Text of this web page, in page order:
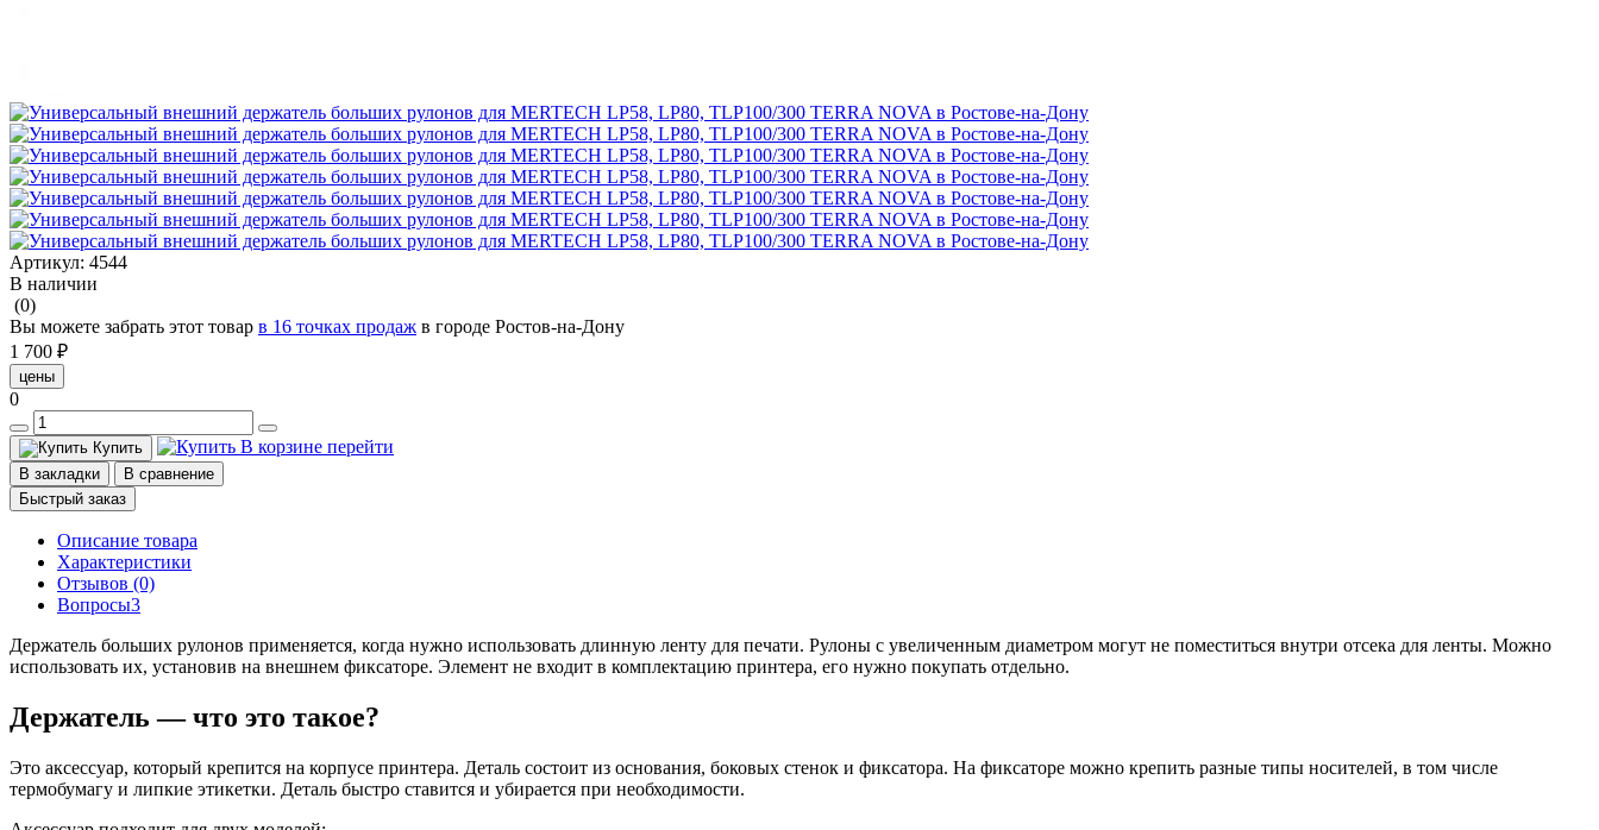
Артикул: 4544
В наличии
(0)
Вы можете забрать этот товар в 16 точках продаж в городе Ростов-на-Дону
1 700 ₽
цены
0
Купить В корзине перейти
В закладки
В сравнение
Быстрый заказ
Описание товара
Характеристики
Отзывов (0)
Вопросы3
Держатель больших рулонов применяется, когда нужно использовать длинную ленту для печати. Рулоны с увеличенным диаметром могут не поместиться внутри отсека для ленты. Можно
использовать их, установив на внешнем фиксаторе. Элемент не входит в комплектацию принтера, его нужно покупать отдельно.
Держатель — что это такое?
Это аксессуар, который крепится на корпусе принтера. Деталь состоит из основания, боковых стенок и фиксатора. На фиксаторе можно крепить разные типы носителей, в том числе
термобумагу и липкие этикетки. Деталь быстро ставится и убирается при необходимости.